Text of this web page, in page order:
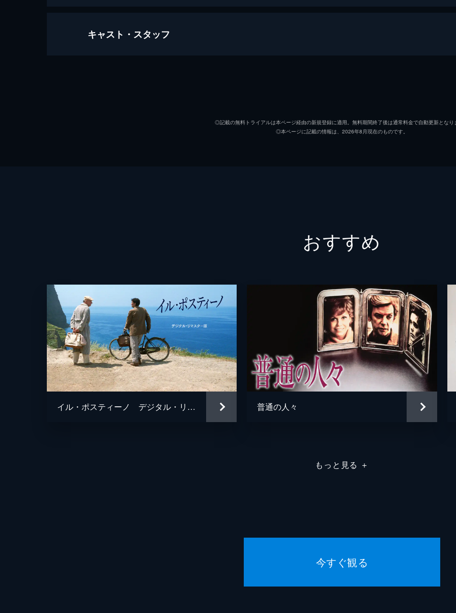
チャンス
キャスト・スタッフ
ベンジャミン・ランド
監督
脚本 イエ
原作 イエ
音楽
ジャ
◎記載の無料トライアルは本ページ経由の新規登録に適用。無料期間終了後は通常料金で自動更新となり
◎本ページに記載の情報は、2026年8月現在のものです。
おすすめ
イル・ポスティーノ デジタル・リマスター版 普通の人々
もっと見る ＋
今すぐ観る